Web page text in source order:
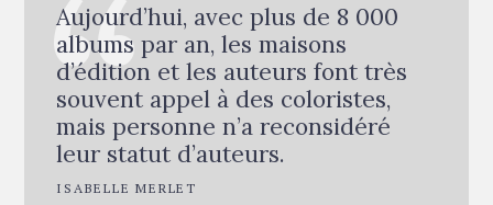
Aujourd’hui, avec plus de 8 000
albums par an, les maisons
d’édition et les auteurs font très
souvent appel à des coloristes,
mais personne n’a reconsidéré
leur statut d’auteurs.
ISABELLE MERLET